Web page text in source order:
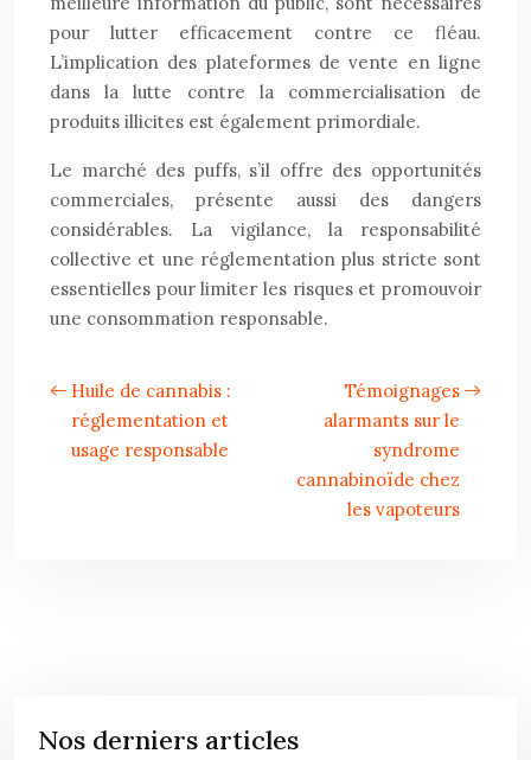
pour lutter efficacement contre ce fléau.
L’implication des plateformes de vente en ligne
dans la lutte contre la commercialisation de
produits illicites est également primordiale.
Le marché des puffs, s’il offre des opportunités
commerciales, présente aussi des dangers
considérables. La vigilance, la responsabilité
collective et une réglementation plus stricte sont
essentielles pour limiter les risques et promouvoir
une consommation responsable.
Huile de cannabis :
réglementation et
usage responsable
Témoignages
alarmants sur le
syndrome
cannabinoïde chez
les vapoteurs
Nos derniers articles